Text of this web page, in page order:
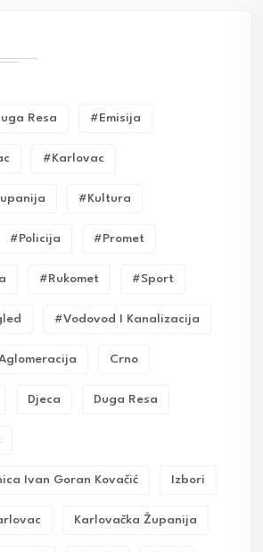
Resa #emisija
#karlovac
#kultura
#policija #promet
#rukomet #sport
#vodovod I Kanalizacija
Crno
Djeca Duga Resa
Ivan Goran Kovačić Izbori
Karlovačka Županija